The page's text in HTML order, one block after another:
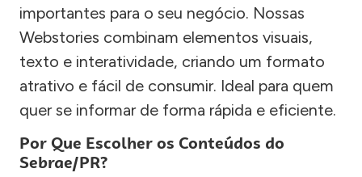
importantes para o seu negócio. Nossas
Webstories combinam elementos visuais,
texto e interatividade, criando um formato
atrativo e fácil de consumir. Ideal para quem
quer se informar de forma rápida e eficiente.
Por Que Escolher os Conteúdos do
Sebrae/PR?